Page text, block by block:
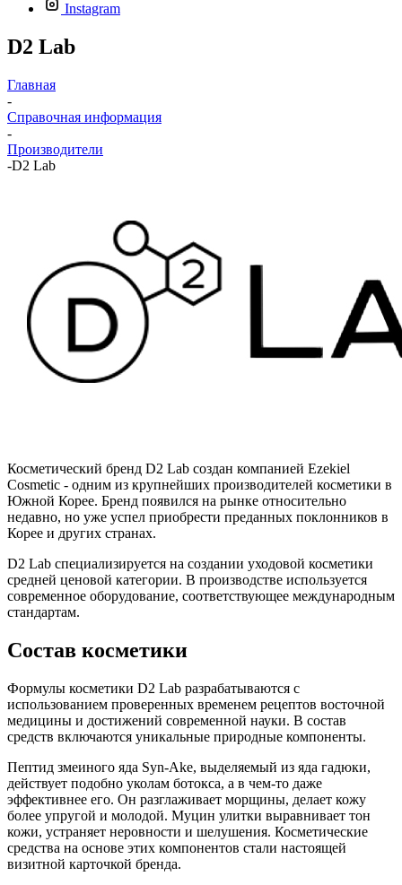
Instagram
D2 Lab
Главная
-
Справочная информация
-
Производители
-D2 Lab
Косметический бренд D2 Lab создан компанией Ezekiel
Cosmetic - одним из крупнейших производителей косметики в
Южной Корее. Бренд появился на рынке относительно
недавно, но уже успел приобрести преданных поклонников в
Корее и других странах.
D2 Lab специализируется на создании уходовой косметики
средней ценовой категории. В производстве используется
современное оборудование, соответствующее международным
стандартам.
Состав косметики
Формулы косметики D2 Lab разрабатываются с
использованием проверенных временем рецептов восточной
медицины и достижений современной науки. В состав
средств включаются уникальные природные компоненты.
Пептид змеиного яда Syn-Ake, выделяемый из яда гадюки,
действует подобно уколам ботокса, а в чем-то даже
эффективнее его. Он разглаживает морщины, делает кожу
более упругой и молодой. Муцин улитки выравнивает тон
кожи, устраняет неровности и шелушения. Косметические
средства на основе этих компонентов стали настоящей
визитной карточкой бренда.